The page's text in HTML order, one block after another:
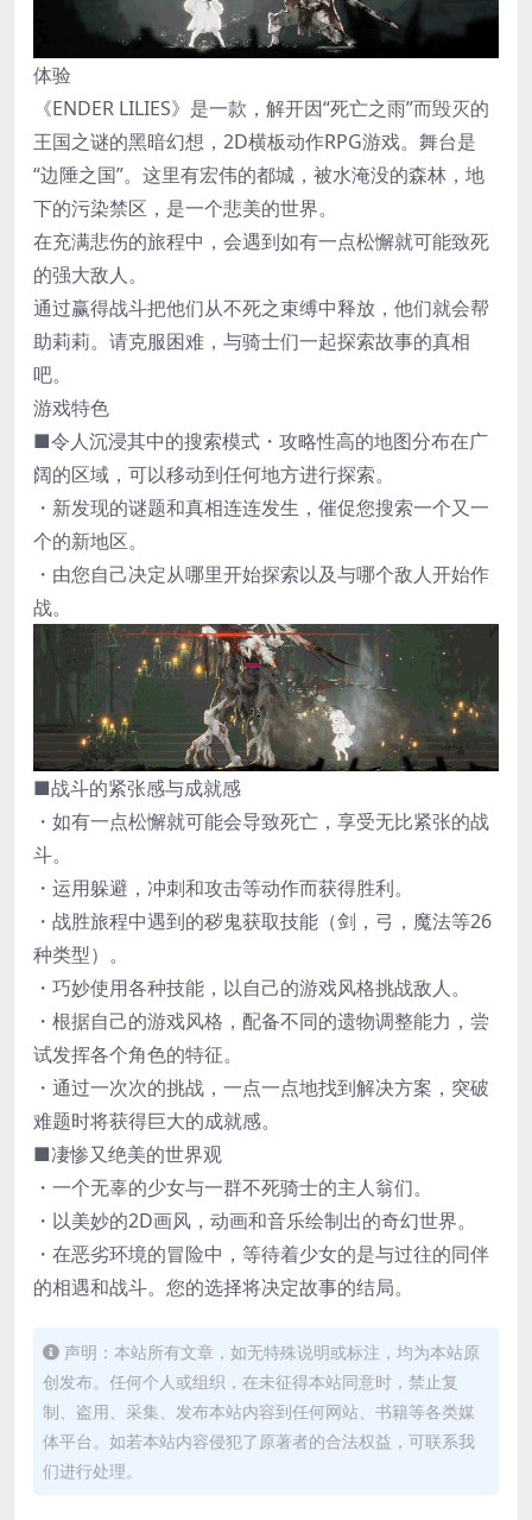
体验
《ENDER LILIES》是一款，解开因“死亡之雨”而毁灭的
王国之谜的黑暗幻想，2D横板动作RPG游戏。舞台是
“边陲之国”。这里有宏伟的都城，被水淹没的森林，地
下的污染禁区，是一个悲美的世界。
在充满悲伤的旅程中，会遇到如有一点松懈就可能致死
的强大敌人。
通过赢得战斗把他们从不死之束缚中释放，他们就会帮
助莉莉。请克服困难，与骑士们一起探索故事的真相
吧。
游戏特色
■令人沉浸其中的搜索模式・攻略性高的地图分布在广
阔的区域，可以移动到任何地方进行探索。
・新发现的谜题和真相连连发生，催促您搜索一个又一
个的新地区。
・由您自己决定从哪里开始探索以及与哪个敌人开始作
战。
■战斗的紧张感与成就感
・如有一点松懈就可能会导致死亡，享受无比紧张的战
斗。
・运用躲避，冲刺和攻击等动作而获得胜利。
・战胜旅程中遇到的秽鬼获取技能（剑，弓，魔法等26
种类型）。
・巧妙使用各种技能，以自己的游戏风格挑战敌人。
・根据自己的游戏风格，配备不同的遗物调整能力，尝
试发挥各个角色的特征。
・通过一次次的挑战，一点一点地找到解决方案，突破
难题时将获得巨大的成就感。
■凄惨又绝美的世界观
・一个无辜的少女与一群不死骑士的主人翁们。
・以美妙的2D画风，动画和音乐绘制出的奇幻世界。
・在恶劣环境的冒险中，等待着少女的是与过往的同伴
的相遇和战斗。您的选择将决定故事的结局。
声明：本站所有文章，如无特殊说明或标注，均为本站原
创发布。任何个人或组织，在未征得本站同意时，禁止复
制、盗用、采集、发布本站内容到任何网站、书籍等各类媒
体平台。如若本站内容侵犯了原著者的合法权益，可联系我
们进行处理。